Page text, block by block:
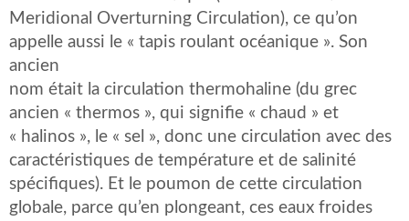
Meridional Overturning Circulation), ce qu’on
appelle aussi le « tapis roulant océanique ». Son
ancien
nom était la circulation thermohaline (du grec
ancien « thermos », qui signifie « chaud » et
« halinos », le « sel », donc une circulation avec des
caractéristiques de température et de salinité
spécifiques). Et le poumon de cette circulation
globale, parce qu’en plongeant, ces eaux froides